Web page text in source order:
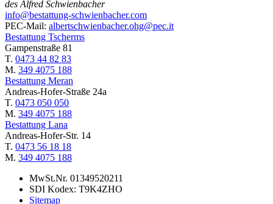
des Alfred Schwienbacher
info@bestattung-schwienbacher.com
PEC-Mail: albertschwienbacher.ohg@pec.it
Bestattung Tscherms
Gampenstraße 81
T. 0473 44 82 83
M. 349 4075 188
Bestattung Meran
Andreas-Hofer-Straße 24a
T. 0473 050 050
M. 349 4075 188
Bestattung Lana
Andreas-Hofer-Str. 14
T. 0473 56 18 18
M. 349 4075 188
MwSt.Nr. 01349520211
SDI Kodex: T9K4ZHO
Sitemap